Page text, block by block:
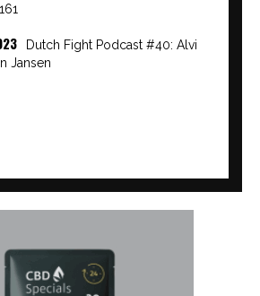
Dutch Fight Podcast #40: Alvi
Jansen